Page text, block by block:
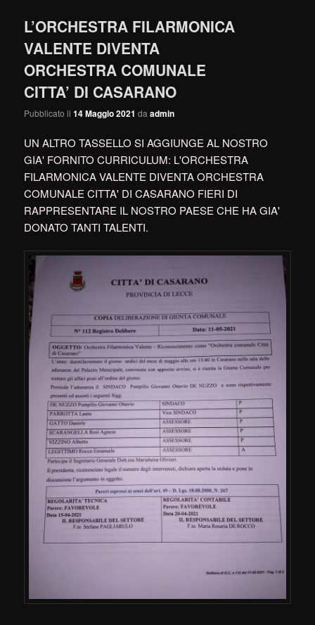
L’ORCHESTRA FILARMONICA
VALENTE DIVENTA
ORCHESTRA COMUNALE
CITTA’ DI CASARANO
Pubblicato il14 Maggio 2021 daadmin
UN ALTRO TASSELLO SI AGGIUNGE AL NOSTRO
GIA' FORNITO CURRICULUM: L'ORCHESTRA
FILARMONICA VALENTE DIVENTA ORCHESTRA
COMUNALE CITTA' DI CASARANO FIERI DI
RAPPRESENTARE IL NOSTRO PAESE CHE HA GIA'
DONATO TANTI TALENTI.